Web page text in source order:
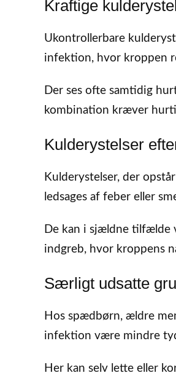
Kraftige
Ukontrollerbare
infektion, hvor kroppen
Der ses ofte samtidig
kombination kræver
Kulderystelser
Kulderystelser, der
ledsages af feber eller
De kan i sjældne tilfælde
indgreb, hvor kroppens
Særligt udsatte
Hos spædbørn, ældre
infektion være mindre
Her kan selv lette eller